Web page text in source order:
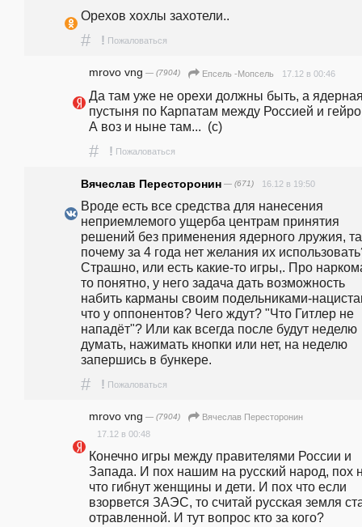
Орехов хохлы захотели..
# ! Пожаловаться
mrovo vng — (7904) Епсель -Мопсель 17.12 в 00:46
Да там уже не орехи должны быть, а
пустыня по Карпатам между Россией и
А воз и ныне там...  (с)
# ! Пожаловаться
Вячеслав Пересторонин — (671) 16.12 в 19:50
Вроде есть все средства для нанесения
неприемлемого ущерба центрам принятия
решений без применения ядерного лружия,
почему за 4 года нет желания их
Страшно, или есть какие-то игры,. Про
то понятно, у него задача дать возможность
набить карманы своим подельниками-
что у оппонентов? Чего ждут? "Что Гитлер не
нападёт"? Или как всегда после будут неделю
думать, нажимать кнопки или нет, на неделю
запершись в бункере.
# ! Пожаловаться
mrovo vng — (7904)
Вячеслав Пересторонин
17.12 в 00:48
Конечно игры между правителями России и
Запада. И пох нашим на русский народ, пох
что гибнут женщины и дети. И пох что если
взорвется ЗАЭС, то считай русская земля
отравленной. И тут вопрос кто за кого?